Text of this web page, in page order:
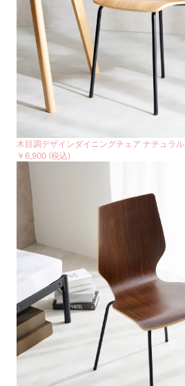
木目調デザインダイニングチェア ナチュラル
￥6,900 (税込)